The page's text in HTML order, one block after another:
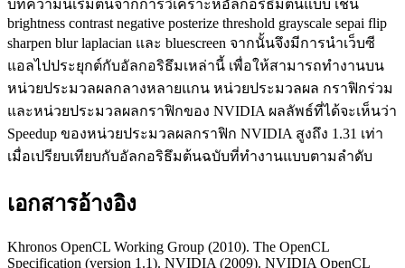
บทความนี้เริ่มต้นจากการวิเคราะห์อัลกอริธึมต้นแบบ เช่น
brightness contrast negative posterize threshold grayscale sepai flip
sharpen blur laplacian และ bluescreen จากนั้นจึงมีการนําเว็บซี
แอลไปประยุกต์กับอัลกอริธึมเหล่านี้ เพื่อให้สามารถทํางานบน
หน่วยประมวลผลกลางหลายแกน หน่วยประมวลผล กราฟิกร่วม
และหน่วยประมวลผลกราฟิกของ NVIDIA ผลลัพธ์ที่ได้จะเห็นว่า
Speedup ของหน่วยประมวลผลกราฟิก NVIDIA สูงถึง 1.31 เท่า
เมื่อเปรียบเทียบกับอัลกอริธึมต้นฉบับที่ทํางานแบบตามลําดับ
เอกสารอ้างอิง
Khronos OpenCL Working Group (2010). The OpenCL
Specification (version 1.1). NVIDIA (2009). NVIDIA OpenCL